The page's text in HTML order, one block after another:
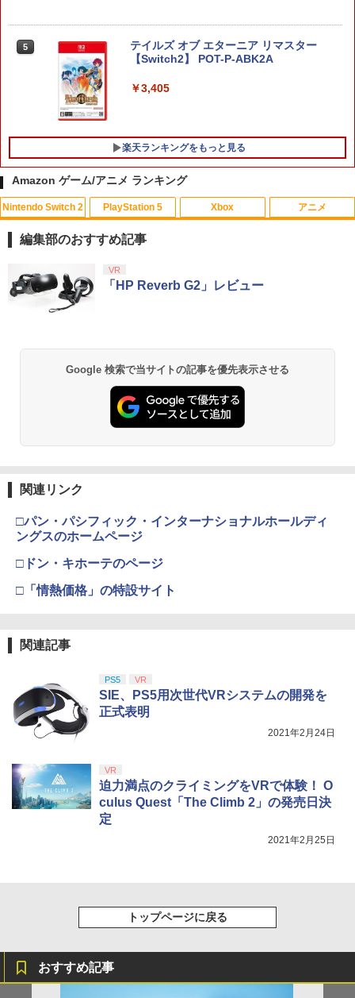
5
テイルズ オブ エターニア リマスター
【Switch2】 POT-P-ABK2A
￥3,405
楽天ランキングをもっと見る
1
ソニー・インタラクティブエンタテイン
メント 【PS5】メディアリモコン [CFI-Z
MR1J PS5 リモコン]
￥4,968
3
【特典】冒険家エリオットの千年物語 P
4
コナミデジタルエンタテインメント 【封
入特典付】【PS5】METAL GEAR SOLI
D: MASTER COLLECTION Vol.2 [ELJM
-30900 PS5 メタルギアソリッド マスタ-
5
【当店独自で＋P10倍★要エントリー】
【中古】[PS5] プラグマタ(PRAGMATA)
1
【サマーセール中！30%off！】オンライ
ン リアル 脱出 ゲーム 『 大迷宮 パズル
キャッスル からの 脱出 』 SCRAP 4人
￥2,100
2
「Z」】 - PS4
￥3,015
レッドブリーダー3 KTFC-008B【メール
便送料無料】
￥4,980
5
ゲーム&ウオッチ スーパーマリオブラザ
1
【中古】アナと雪の女王 MovieNEX [ブ
ルーレイ+DVD+デジタルコピー（クラウ
ド対応）+MovieNEXワールド] [Blu-ray]
￥3,280
3
【中古】【未使用品】モアナと伝説の海
4
機動戦士ガンダムSEED FREEDOM(通常
版)【Blu-ray】 [ 矢立肇 ]
￥4,032
￥5,645
Amazon ゲーム/アニメ ランキング
Nintendo Switch 2
1
コード版
￥55,000
3
￥6,447
ニンテンドープリペイド番号 9000円|オ
5
ニンテンドープリペイド番号 5000円|オ
ンラインコード版
PlayStation 5
1
日本語専用 Console Language: Japan
Beast of Reincarnation -PS5 【特典】
プロダクトコード 封入
￥7,286
3
￥11,849
4
【純正品】DualSense ワイヤレスコン
5
【純正品】DualSense ワイヤレスコン
Xbox
1
ラー + USB-C® ケーブル
【純正品】Xbox ワイヤレス コントロー
ラー (ロボット ホワイト)
￥7,681
￥8,020
4
【純正品】Xbox 充電式バッテリー + US
B-C ケーブル
【国内正規品】Thrustmaster スラスト
マスター TH8S シフター - PC、PS4、P
S5、PS5 Pro、Xbox One、Xbox Serie
アニメ
1
窩座再来 通常版 [Blu-ray]
窩座再来 通常版 [DVD]
￥3,523
3
ナル三方背収納ケース付きコレクション)
(オリジナル特典:オリジナル巾着＋メー
り来たる！スタジオ描き下ろしイラスト
窩座再来 完全生産限定版 [Blu-ray]
￥8,698
5
ルアイドルクラブ Bloom Garden Part
y』Blu-ray（特装限定版）
編集部のおすすめ記事
VR
「HP Reverb G2」レビュー
Google 検索で当サイトの記事を優先表示させる
関連リンク
□パン・パシフィック・インターナショナルホールディ
ングスのホームページ
□ドン・キホーテのページ
□「情熱価格」の特設サイト
関連記事
PS5 VR
SIE、PS5用次世代VRシステムの開発を
正式表明
2021年2月24日
VR
迫力満点のクライミングをVRで体験！ O
culus Quest「The Climb 2」の発売日決
定
2021年2月25日
トップページに戻る
おすすめ記事